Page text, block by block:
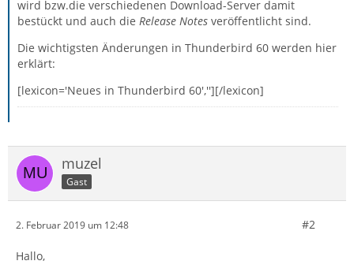
wird bzw.die verschiedenen Download-Server damit
bestückt und auch die Release Notes veröffentlicht sind.
Die wichtigsten Änderungen in Thunderbird 60 werden hier
erklärt:
[lexicon='Neues in Thunderbird 60',''][/lexicon]
muzel
Gast
2. Februar 2019 um 12:48 #2
Hallo,